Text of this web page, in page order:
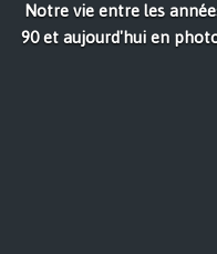
Notre vie entre les
90 et aujourd'hui en